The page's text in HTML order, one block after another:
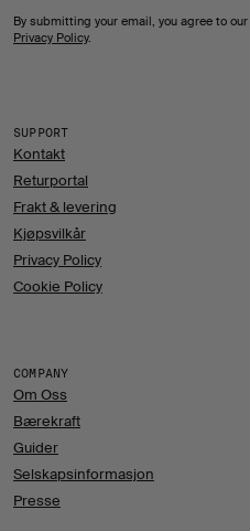
By submitting your email, you agree to our
Privacy Policy.
SUPPORT
Kontakt
Returportal
Frakt & levering
Kjøpsvilkår
Privacy Policy
Cookie Policy
COMPANY
Om Oss
Bærekraft
Guider
Selskapsinformasjon
Presse